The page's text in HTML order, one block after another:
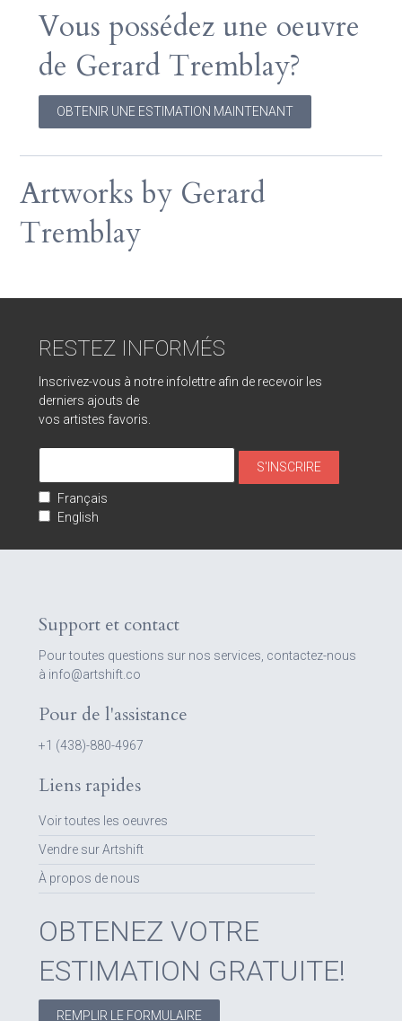
Vous possédez une oeuvre
de Gerard Tremblay?
OBTENIR UNE ESTIMATION MAINTENANT
Artworks by Gerard
Tremblay
RESTEZ INFORMÉS
Inscrivez-vous à notre infolettre afin de recevoir les
derniers ajouts de
vos artistes favoris.
Français
English
Support et contact
Pour toutes questions sur nos services, contactez-nous
à info@artshift.co
Pour de l'assistance
+1 (438)-880-4967
Liens rapides
Voir toutes les oeuvres
Vendre sur Artshift
À propos de nous
OBTENEZ VOTRE
ESTIMATION GRATUITE!
REMPLIR LE FORMULAIRE